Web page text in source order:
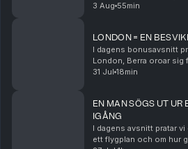
mycket mer! Hosted on
3 Aug 55min
LONDON = EN
I dagens bonusavsnitt
London, Berra oroar sig
gammal och mycket
31 Jul 18min
EN MAN SÖGS UT UR
IGÅNG
I dagens avsnitt pratar
ett flygplan och om hur